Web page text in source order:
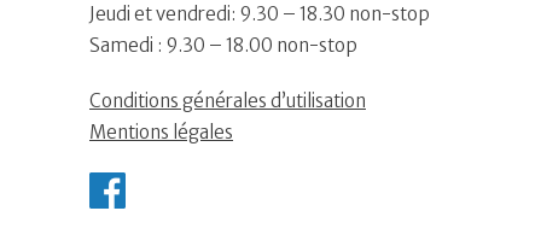
Jeudi et vendredi: 9.30 – 18.30 non-stop
Samedi : 9.30 – 18.00 non-stop
Conditions générales d’utilisation
Mentions légales